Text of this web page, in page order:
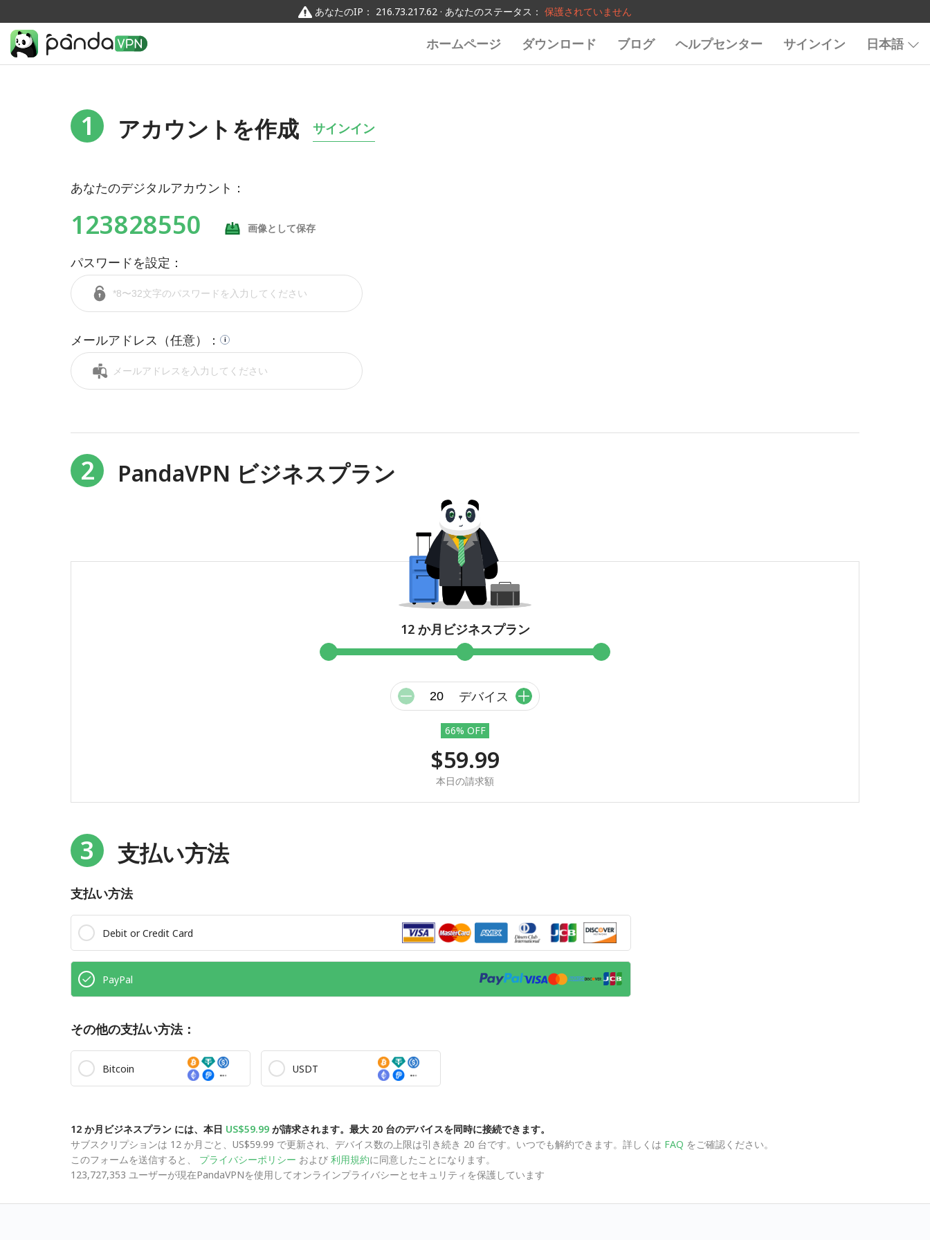
あなたのIP： 216.73.217.62 · あなたのステータス： 保護されていません
ホームページ ダウンロード ブログ ヘルプセンター サインイン 日本語
1 アカウントを作成 サインイン
あなたのデジタルアカウント：
123828550 画像として保存
パスワードを設定：
メールアドレス（任意）： i
2 PandaVPN ビジネスプラン
12 か月ビジネスプラン
デバイス
66% OFF
$59.99
本日の請求額
3 支払い方法
支払い方法
Debit or Credit Card
PayPal
その他の支払い方法：
Bitcoin USDT
12 か月ビジネスプラン には、本日 US$59.99 が請求されます。最大 20 台のデバイスを同時に接続できます。
サブスクリプションは 12 か月ごと、US$59.99 で更新され、デバイス数の上限は引き続き 20 台です。いつでも解約できます。詳しくは FAQ をご確認ください。
このフォームを送信すると、
プライバシーポリシー および 利用規約に同意したことになります。
123,727,353 ユーザーが現在PandaVPNを使用してオンラインプライバシーとセキュリティを保護しています